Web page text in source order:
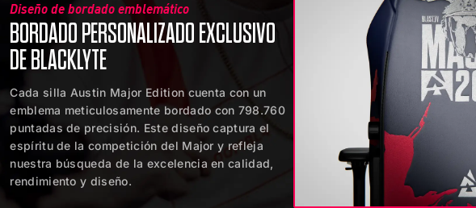
Diseño de bordado emblemático
BORDADO PERSONALIZADO EXCLUSIVO
DE BLACKLYTE
Cada silla Austin Major Edition cuenta con un
emblema meticulosamente bordado con 798.760
puntadas de precisión. Este diseño captura el
espíritu de la competición del Major y refleja
nuestra búsqueda de la excelencia en calidad,
rendimiento y diseño.